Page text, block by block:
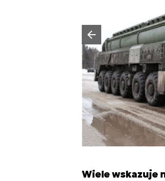
Poprzedni slajd
Wiele wskazuje